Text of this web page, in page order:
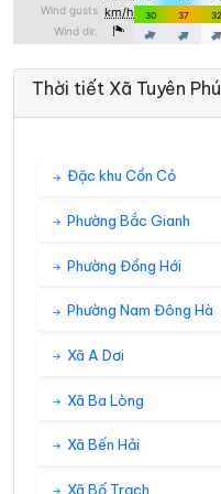
Thời tiết Xã Tuyên Phú
Đặc khu Cồn Cỏ
Phường Bắc Gianh
Phường Đồng Hới
Phường Nam Đông Hà
Xã A Dơi
Xã Ba Lòng
Xã Bến Hải
Xã Bố Trạch